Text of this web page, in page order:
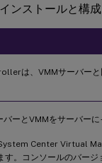
ンストールと構成
は、VMMサーバーと
ーとVMMをサーバーに
Center Virtual
す。コンソールのバー